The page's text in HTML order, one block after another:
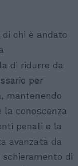
chi è andato
di ridurre da
per
mantenendo
la conoscenza
penali e la
avanzata da
di